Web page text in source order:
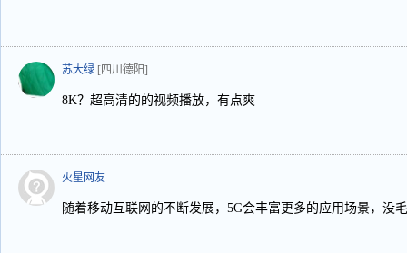
苏大绿 [四川德阳]
8K？超高清的的视频播放，有点爽
火星网友
随着移动互联网的不断发展，5G会丰富更多的应用场景，没